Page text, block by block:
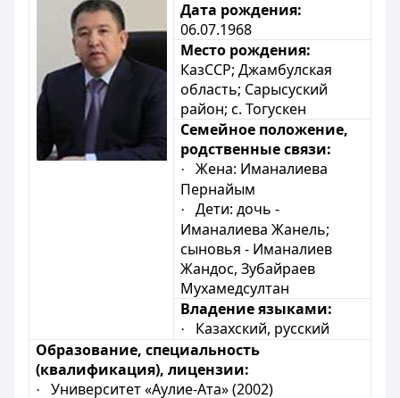
Дата рождения:
06.07.1968
Место рождения:
КазССР; Джамбулская
область; Сарысуский
район; с. Тогускен
Семейное положение,
родственные связи:
·
Жена: Иманалиева
Пернайым
·
Дети: дочь -
Иманалиева Жанель;
сыновья - Иманалиев
Жандос, Зубайраев
Мухамедсултан
Владение языками:
·
Казахский, русский
Образование, специальность
(квалификация), лицензии:
·
Университет «Аулие-Ата» (2002)